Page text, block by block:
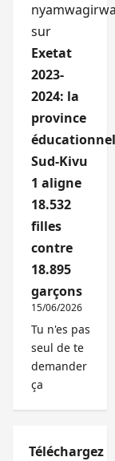
sur
Exetat
2023-
2024: la
province
Sud-Kivu
1 aligne
18.532
filles
contre
18.895
garçons
15/06/2026
Tu n'es pas
seul de te
demander
ça
Téléchargez